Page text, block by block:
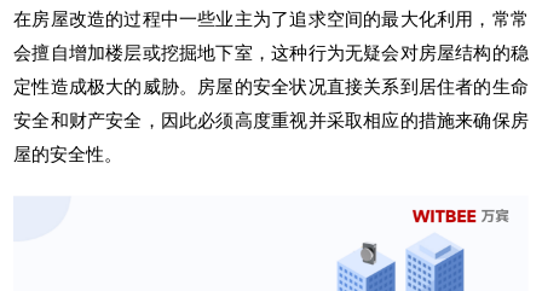
在房屋改造的过程中一些业主为了追求空间的最大化利用，常常
会擅自增加楼层或挖掘地下室，这种行为无疑会对房屋结构的稳
定性造成极大的威胁。房屋的安全状况直接关系到居住者的生命
安全和财产安全，因此必须高度重视并采取相应的措施来确保房
屋的安全性。